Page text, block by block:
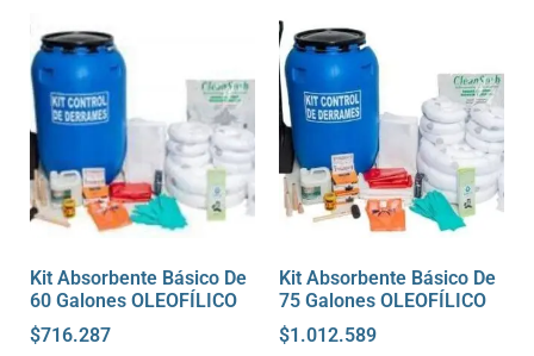
Kit Absorbente Básico De
60 Galones OLEOFÍLICO
$716.287
Kit Absorbente Básico De
75 Galones OLEOFÍLICO
$1.012.589